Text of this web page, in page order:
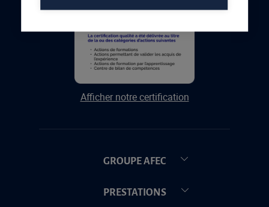
Afficher notre certification
GROUPE AFEC
PRESTATIONS